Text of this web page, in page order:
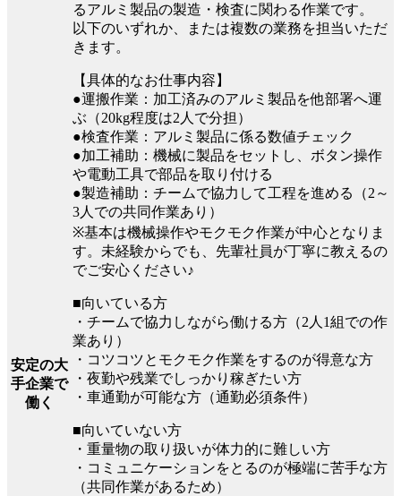
安定の大
手企業で
働く
るアルミ製品の製造・検査に関わる作業です。
以下のいずれか、または複数の業務を担当いただ
きます。
【具体的なお仕事内容】
●運搬作業：加工済みのアルミ製品を他部署へ運
ぶ（20kg程度は2人で分担）
●検査作業：アルミ製品に係る数値チェック
●加工補助：機械に製品をセットし、ボタン操作
や電動工具で部品を取り付ける
●製造補助：チームで協力して工程を進める（2～
3人での共同作業あり）
※基本は機械操作やモクモク作業が中心となりま
す。未経験からでも、先輩社員が丁寧に教えるの
でご安心ください♪
■向いている方
・チームで協力しながら働ける方（2人1組での作
業あり）
・コツコツとモクモク作業をするのが得意な方
・夜勤や残業でしっかり稼ぎたい方
・車通勤が可能な方（通勤必須条件）
■向いていない方
・重量物の取り扱いが体力的に難しい方
・コミュニケーションをとるのが極端に苦手な方
（共同作業があるため）